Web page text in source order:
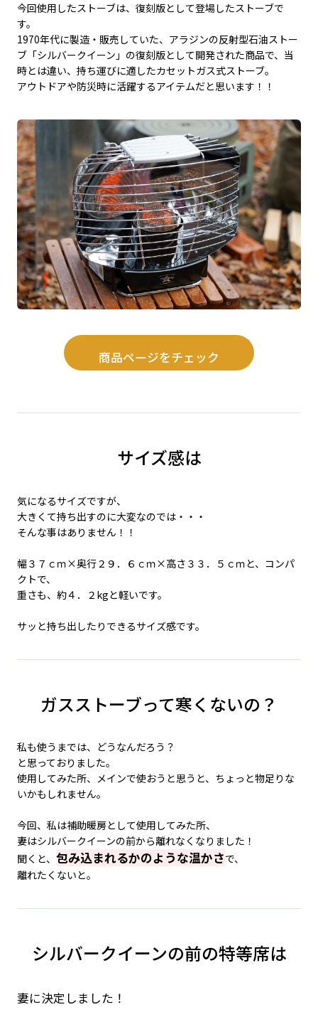
今回使用したストーブは、復刻版として登場したストーブで
す。
1970年代に製造・販売していた、アラジンの反射型石油ストー
ブ「シルバークイーン」の復刻版として開発された商品で、当
時とは違い、持ち運びに適したカセットガス式ストーブ。
アウトドアや防災時に活躍するアイテムだと思います！！
商品ページをチェック
サイズ感は
気になるサイズですが、
大きくて持ち出すのに大変なのでは・・・
そんな事はありません！！
幅３７ｃｍ×奥行２９．６ｃｍ×高さ３３．５ｃｍと、コンパ
クトで、
重さも、約４．２kgと軽いです。
サッと持ち出したりできるサイズ感です。
ガスストーブって寒くないの？
私も使うまでは、どうなんだろう？
と思っておりました。
使用してみた所、メインで使おうと思うと、ちょっと物足りな
いかもしれません。
今回、私は補助暖房として使用してみた所、
妻はシルバークイーンの前から離れなくなりました！
聞くと、 包み込まれるかのような温かさで、
離れたくないと。
シルバークイーンの前の特等席は
妻に決定しました！